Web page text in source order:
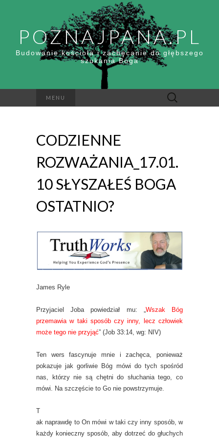
POZNAJPANA.PL
Budowanie kościoła i zachęcanie do głębszego
szukania Boga
MENU Szukaj:
CODZIENNE
ROZWAŻANIA_17.01.
10 SŁYSZAŁEŚ BOGA
OSTATNIO?
James Ryle
Przyjaciel Joba powiedział mu: „Wszak Bóg
przemawia w taki sposób czy inny, lecz człowiek
może tego nie przyjąć” (Job 33:14, wg: NIV)
Ten wers fascynuje mnie i zachęca, ponieważ
pokazuje jak gorliwie Bóg mówi do tych spośród
nas, którzy nie są chętni do słuchania tego, co
mówi. Na szczęście to Go nie powstrzymuje.
T
ak naprawdę to On mówi w taki czy inny sposób, w
każdy konieczny sposób, aby dotrzeć do głuchych